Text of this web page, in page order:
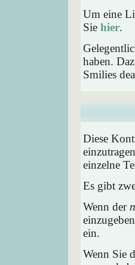
Um eine
Sie hier.
haben.
Smilies
Diese
einzelne
Es gibt
Wenn der
ein.
Wenn Sie